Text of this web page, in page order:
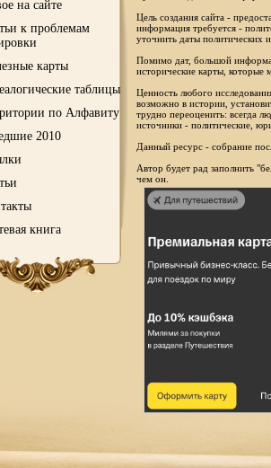
на сайте
к проблемам
карты
таблицы
по Алфавиту
2010
книга
Цель создания сайта -
информация требуется -
уточнить даты политических
Помимо дат, большой
исторические карты, которые
Ценность любого
возможно в истории,
трудно переоценить: всегда
источники - политические,
Данный ресурс - собрание
Автор будет рад заполнить
чем он.